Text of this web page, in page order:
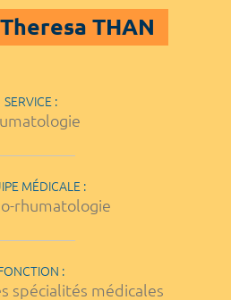
THAN
SERVICE :
MÉDICALE :
rhumatologie
:
spécialités médicales